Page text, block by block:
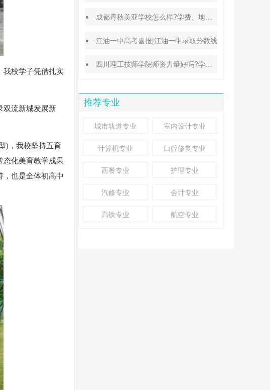
我校学子凭借扎实
双流新城发展新
)，我校坚持五育
态化美育教学成果
也是全体初高中
成都丹秋美亚学校怎么样?学费、地址、办学特色汇总
江油一中高考喜报|江油一中录取分数线
四川理工技师学院师资力量好吗?学校地址在哪里
推荐专业
城市轨道专业 室内设计专业
计算机专业 口腔修复专业
西餐专业 护理专业
汽修专业 会计专业
高铁专业 航空专业